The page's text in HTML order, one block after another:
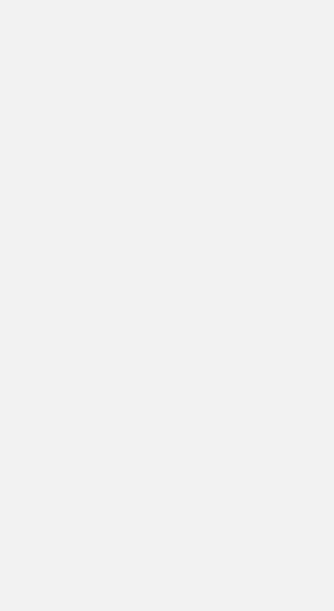
Uhr
Colours
17.00 Uhr
Artland
1, Anmeldung nicht